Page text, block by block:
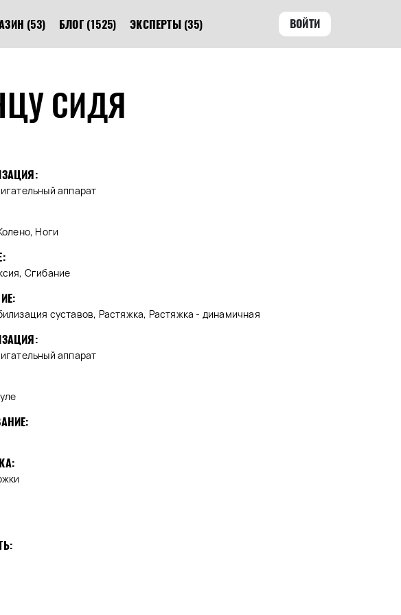
(53) БЛОГ (1525) ЭКСПЕРТЫ (35) ВОЙТИ
СИДЯ
аппарат
Ноги
Сгибание
суставов, Растяжка, Растяжка - динамичная
аппарат